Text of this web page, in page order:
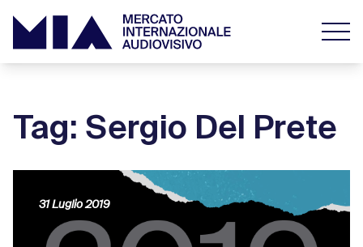
Tag: Sergio Del Prete
31 Luglio 2019